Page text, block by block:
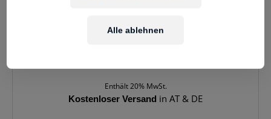
Enthält 20% MwSt.
Kostenloser Versand in AT & DE
Alle ablehnen